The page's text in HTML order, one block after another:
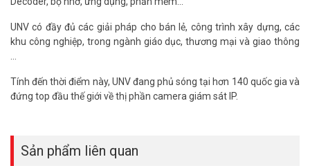
UNV có đầy đủ các giải pháp cho bán lẻ, công trình xây dựng, các
khu công nghiệp, trong ngành giáo dục, thương mại và giao thông
Tính đến thời điểm này, UNV đang phủ sóng tại hơn 140 quốc gia và
đứng top đầu thế giới về thị phần camera giám sát IP.
Sản phẩm liên quan